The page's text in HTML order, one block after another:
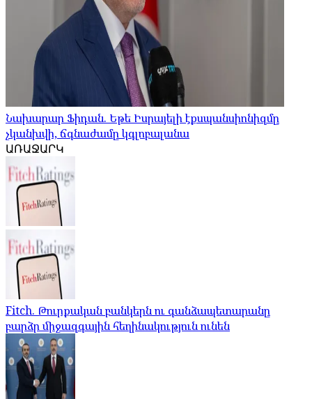
Նախարար Ֆիդան. Եթե Իսրայելի էքսպանսիոնիզմը
չկանխվի, ճգնաժամը կգլոբալանա
ԱՌԱՋԱՐԿ
Fitch. Թուրքական բանկերն ու գանձապետարանը
բարձր միջազգային հեղինակություն ունեն